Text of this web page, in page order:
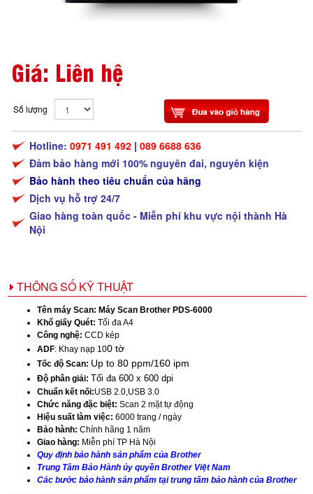
Giá: Liên hệ
Số lượng
Hotline: 0971 491 492 | 089 6688 636
Đảm bảo hàng mới 100% nguyên đai, nguyên kiện
Bảo hành theo tiêu chuẩn của hãng
Dịch vụ hỗ trợ 24/7
Giao hàng toàn quốc - Miễn phí khu vực nội thành Hà
Nội
THÔNG SỐ KỸ THUẬT
Tên máy Scan: Máy Scan Brother PDS-6000
Khổ giấy Quét: Tối đa A4
Công nghệ: CCD kép
ADF: Khay nạp 100 tờ
Tốc độ Scan: Up to 80 ppm/160 ipm
Độ phân giải: Tối đa 600 x 600 dpi
Chuẩn kết nối:USB 2.0,USB 3.0
Chức năng đặc biệt: Scan 2 mặt tự động
Hiệu suất làm việc: 6000 trang / ngày
Bảo hành: Chính hãng 1 năm
Giao hàng: Miễn phí TP Hà Nội
Quy định bảo hành sản phẩm của Brother
Trung Tâm Bảo Hành ủy quyền Brother Việt Nam
Các bước bảo hành sản phẩm tại trung tâm bảo hành của Brother